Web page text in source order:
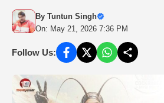
By Tuntun Singh
On: May 21, 2026 7:36 PM
Follow Us: